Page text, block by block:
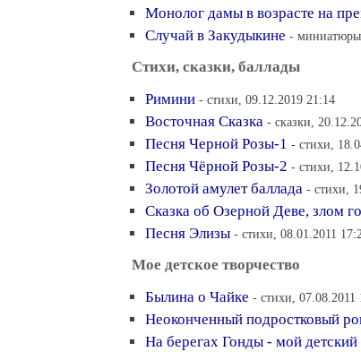
Монолог дамы в возрасте на
Случай в Закудыкине -
Стихи, сказки, баллады
Римини - стихи, 09.12.2019 21:14
Восточная Сказка - сказки,
Песня Черной Розы-1 - стихи,
Песня Чёрной Розы-2 - стихи,
Золотой амулет баллада - стихи,
Сказка об Озерной Деве, злом
Песня Элизы - стихи, 08.01.2011
Мое детское творчество
Былина о Чайке - стихи, 07.08.2011
Неоконченный подростковый
На берегах Гонды - мой